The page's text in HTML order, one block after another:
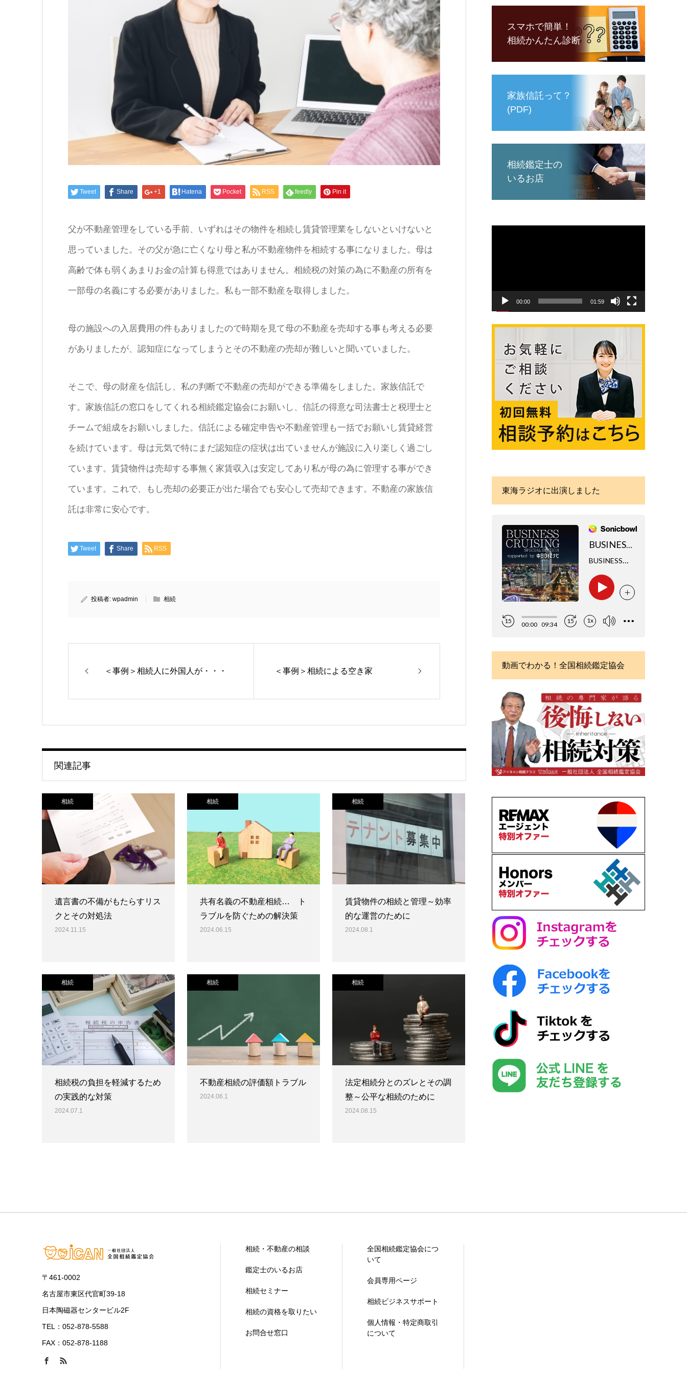
Tweet Share +1 Hatena Pocket RSS feedly Pin it
父が不動産管理をしている手前、いずれはその物件を相続し賃貸管理業をしないといけないと
思っていました。その父が急に亡くなり母と私が不動産物件を相続する事になりました。母は
高齢で体も弱くあまりお金の計算も得意ではありません。相続税の対策の為に不動産の所有を
一部母の名義にする必要がありました。私も一部不動産を取得しました。
母の施設への入居費用の件もありましたので時期を見て母の不動産を売却する事も考える必要
がありましたが、認知症になってしまうとその不動産の売却が難しいと聞いていました。
そこで、母の財産を信託し、私の判断で不動産の売却ができる準備をしました。家族信託で
す。家族信託の窓口をしてくれる相続鑑定協会にお願いし、信託の得意な司法書士と税理士と
チームで組成をお願いしました。信託による確定申告や不動産管理も一括でお願いし賃貸経営
を続けています。母は元気で特にまだ認知症の症状は出ていませんが施設に入り楽しく過ごし
ています。賃貸物件は売却する事無く家賃収入は安定してあり私が母の為に管理する事ができ
ています。これで、もし売却の必要正が出た場合でも安心して売却できます。不動産の家族信
託は非常に安心です。
Tweet Share RSS
投稿者: wpadmin 相続
＜事例＞相続人に外国人が・・・ ＜事例＞相続による空き家
関連記事
遺言書の不備がもたらすリス
クとその対処法
2024.11.15
相続
共有名義の不動産相続… ト
ラブルを防ぐための解決策
2024.06.15
相続
賃貸物件の相続と管理～効率
的な運営のために
2024.08.1
相続
相続税の負担を軽減するため
の実践的な対策
2024.07.1
相続
不動産相続の評価額トラブル
2024.06.1
相続
法定相続分とのズレとその調
整～公平な相続のために
2024.08.15
相続
スマホで簡単！
相続かんたん診断
家族信託って？
(PDF)
相続鑑定士の
いるお店
動
00:00 01:59
東海ラジオに出演しました
動画でわかる！全国相続鑑定協会
〒461-0002
名古屋市東区代官町39-18
日本陶磁器センタービル2F
TEL：052-878-5588
FAX：052-878-1188
相続・不動産の相談
鑑定士のいるお店
相続セミナー
相続の資格を取りたい
お問合せ窓口
全国相続鑑定協会につ
いて
会員専用ページ
相続ビジネスサポート
個人情報・特定商取引
について